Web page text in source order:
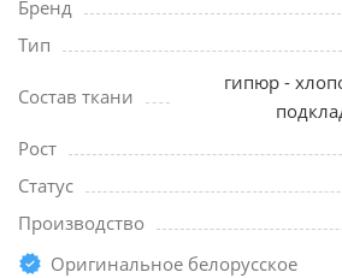
Бренд
Тип
Состав ткани
гипюр -
Рост
Статус
Производство
Оригинальное белорусское